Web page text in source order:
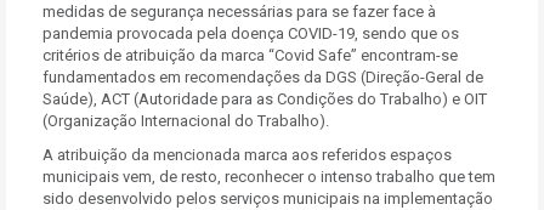
medidas de segurança necessárias para se fazer face à
pandemia provocada pela doença COVID-19, sendo que os
critérios de atribuição da marca “Covid Safe” encontram-se
fundamentados em recomendações da DGS (Direção-Geral de
Saúde), ACT (Autoridade para as Condições do Trabalho) e OIT
(Organização Internacional do Trabalho).
A atribuição da mencionada marca aos referidos espaços
municipais vem, de resto, reconhecer o intenso trabalho que tem
sido desenvolvido pelos serviços municipais na implementação